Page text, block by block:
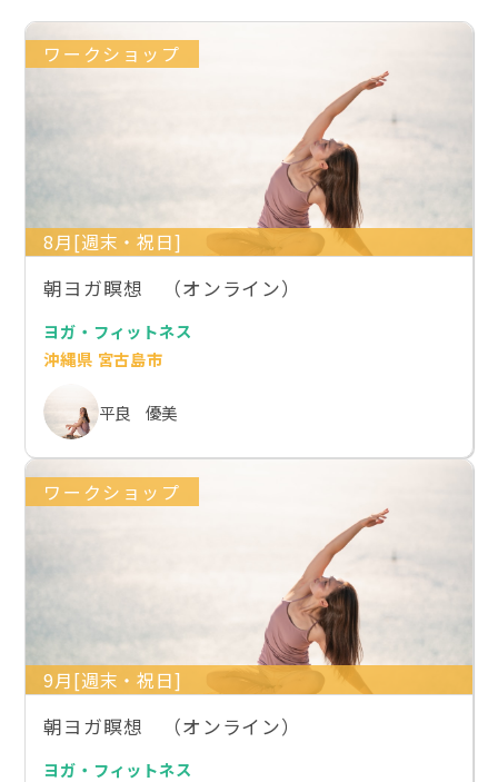
ワークショップ
8月[週末・祝日]
朝ヨガ瞑想 （オンライン）
ヨガ・フィットネス
沖縄県 宮古島市
平良 優美
ワークショップ
9月[週末・祝日]
朝ヨガ瞑想 （オンライン）
ヨガ・フィットネス